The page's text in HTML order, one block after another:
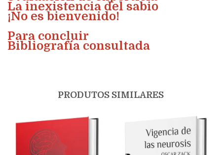
La inexistencia del sabio
¡No es bienvenido!
Para concluir
Bibliografía consultada
PRODUTOS SIMILARES